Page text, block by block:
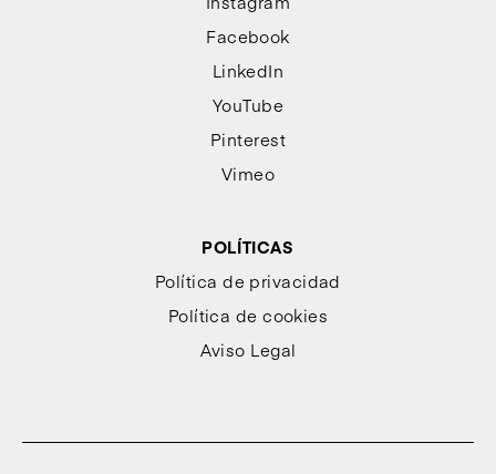
Facebook
LinkedIn
YouTube
Pinterest
Vimeo
POLÍTICAS
Política de privacidad
Política de cookies
Aviso Legal